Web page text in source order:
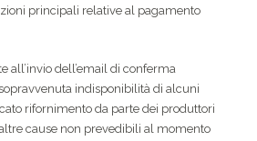
principali relative al pagamento
all’invio dell’email di conferma
indisponibilità di alcuni
rifornimento da parte dei produttori
cause non prevedibili al momento